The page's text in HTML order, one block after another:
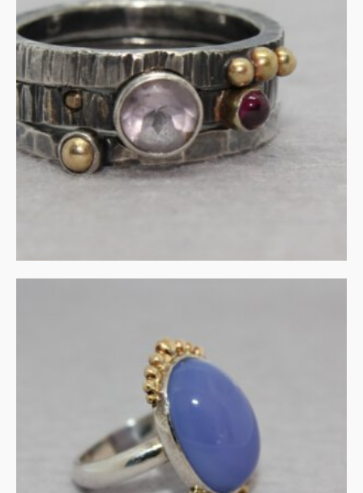
Stapelringen amethist en
granaat in zilver
€305.00
IN WINKELMAND
Ring chalcedoon in zilver
en goud
€345.00